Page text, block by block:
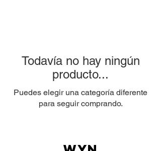
Todavía no hay ningún
producto...
Puedes elegir una categoría diferente
para seguir comprando.